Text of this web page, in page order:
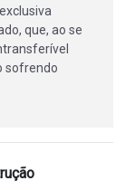
que, ao se
sofrendo